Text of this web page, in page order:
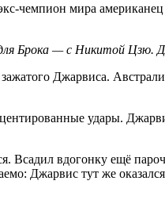
чемпион мира американец
Брока — с Никитой Цзю.
Джарвиса.
удары.
вдогонку ещё
Джарвис тут же